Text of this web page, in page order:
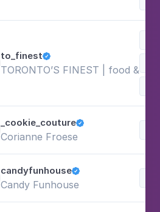
to_finest
TORONTO’S FINEST | food &
_cookie_couture
Corianne Froese
candyfunhouse
Candy Funhouse